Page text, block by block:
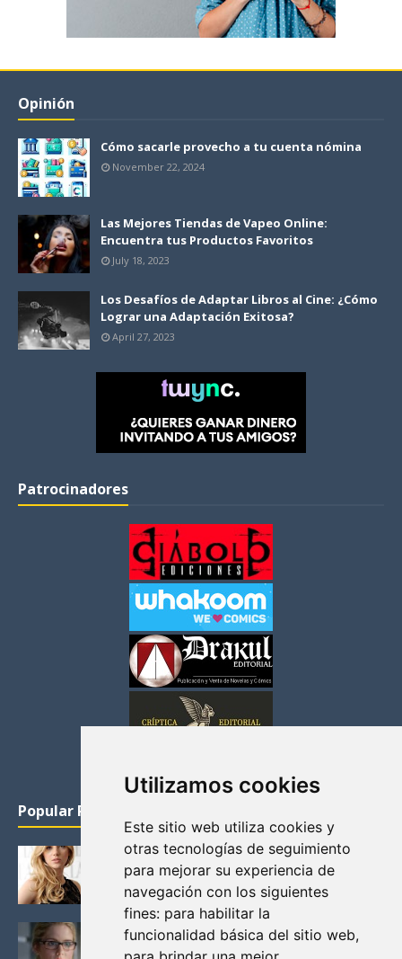
Utilizamos cookies
Este sitio web utiliza cookies y
otras tecnologías de seguimiento
para mejorar su experiencia de
navegación con los siguientes
fines: para habilitar la
funcionalidad básica del sitio web,
Opinión
Cómo sacarle provecho a tu cuenta nómina
November 22, 2024
Las Mejores Tiendas de Vapeo Online:
Encuentra tus Productos Favoritos
July 18, 2023
Los Desafíos de Adaptar Libros al Cine: ¿Cómo
Lograr una Adaptación Exitosa?
April 27, 2023
Patrocinadores
Popular Posts
KATHERYN WINNICK: LA ACTRIZ MAS GUAPA DE
VIKINGOS
Junio 14, 2013
FELICITY (EMILY BETT RICKARDS), LAS FOTOS
MAS BONITAS DE LA ALIADA DE ARROW